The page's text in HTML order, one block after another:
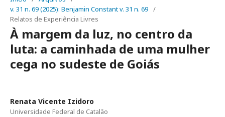
v. 31 n. 69 (2025): Benjamin Constant v. 31 n. 69 /
Relatos de Experiência Livres
À margem da luz, no centro da
luta: a caminhada de uma mulher
cega no sudeste de Goiás
Renata Vicente Izidoro
Universidade Federal de Catalão